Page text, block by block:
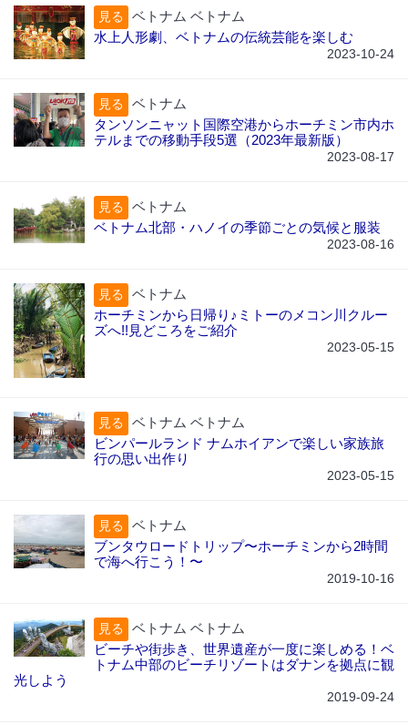
見る
ベトナム ベトナム
水上人形劇、ベトナムの伝統芸能を楽しむ
2023-10-24
見る
ベトナム
タンソンニャット国際空港からホーチミン市内ホ
テルまでの移動手段5選（2023年最新版）
2023-08-17
見る
ベトナム
ベトナム北部・ハノイの季節ごとの気候と服装
2023-08-16
見る
ベトナム
ホーチミンから日帰り♪ミトーのメコン川クルー
ズへ!!見どころをご紹介
2023-05-15
見る
ベトナム ベトナム
ビンパールランド ナムホイアンで楽しい家族旅
行の思い出作り
2023-05-15
見る
ベトナム
ブンタウロードトリップ〜ホーチミンから2時間
で海へ行こう！〜
2019-10-16
見る
ベトナム ベトナム
ビーチや街歩き、世界遺産が一度に楽しめる！ベ
トナム中部のビーチリゾートはダナンを拠点に観
光しよう
2019-09-24